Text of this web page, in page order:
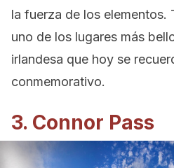
la fuerza de los elementos.
uno de los lugares más
irlandesa que hoy se
conmemorativo.
3. Connor Pass